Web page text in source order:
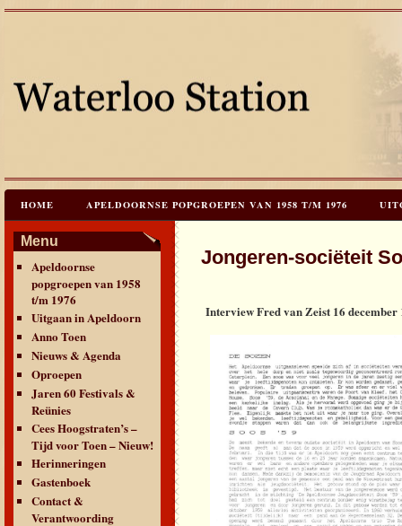
HOME APELDOORNSE POPGROEPEN VAN 1958 T/M 1976
JAREN 60 FESTIVALS & REÜNIES
CONTACT & VERANTWOORDING LINKS LAATSTE UPDATES
Menu
Apeldoornse
popgroepen van 1958
t/m 1976
Uitgaan in Apeldoorn
Anno Toen
Nieuws & Agenda
Oproepen
Jaren 60 Festivals &
Reünies
Cees Hoogstraten’s –
Tijd voor Toen – Nieuw!
Herinneringen
Gastenboek
Contact &
Verantwoording
Jongeren-sociëteit
Interview Fred van Zeist 16